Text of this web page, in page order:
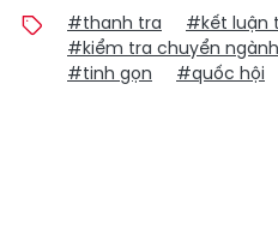
#thanh tra
#kết luận
#kiểm tra chuyển ngành
#tinh gọn
#quốc hội